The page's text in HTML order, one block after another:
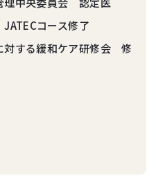
コース修了
対する緩和ケア研修会 修